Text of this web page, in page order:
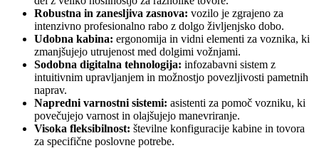
Robustna in zanesljiva zasnova: vozilo je zgrajeno za
intenzivno profesionalno rabo z dolgo življenjsko dobo.
Udobna kabina: ergonomija in vidni elementi za voznika, ki
zmanjšujejo utrujenost med dolgimi vožnjami.
Sodobna digitalna tehnologija: infozabavni sistem z
intuitivnim upravljanjem in možnostjo povezljivosti pametnih
naprav.
Napredni varnostni sistemi: asistenti za pomoč vozniku, ki
povečujejo varnost in olajšujejo manevriranje.
Visoka fleksibilnost: številne konfiguracije kabine in tovora
za specifične poslovne potrebe.